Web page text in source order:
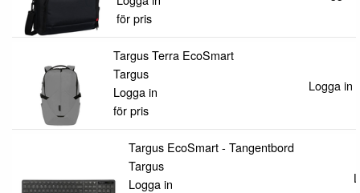
för pris
Targus Terra EcoSmart
Targus
Logga in
för pris
Logga in
Targus EcoSmart - Tangentbord
Targus
Logga in